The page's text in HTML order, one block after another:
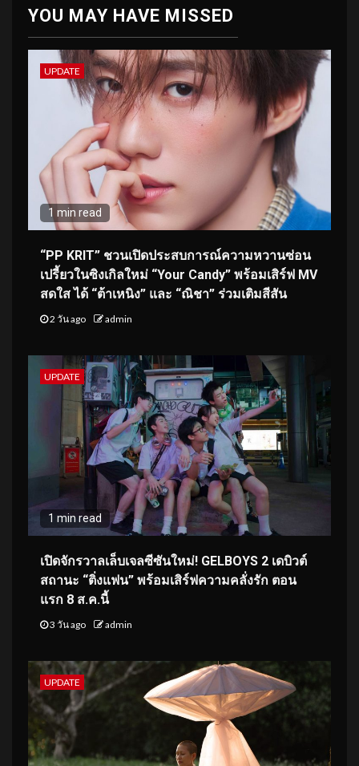
YOU MAY HAVE MISSED
UPDATE
1 min read
“PP KRIT” ชวนเปิดประสบการณ์ความหวานซ่อน
เปรี้ยวในซิงเกิลใหม่ “Your Candy” พร้อมเสิร์ฟ MV
สดใส ได้ “ต้าเหนิง” และ “ณิชา” ร่วมเติมสีสัน
2 วัน ago admin
UPDATE
1 min read
เปิดจักรวาลเล็บเจลซีซันใหม่! GELBOYS 2 เดบิวต์
สถานะ “ติ่งแฟน” พร้อมเสิร์ฟความคลั่งรัก ตอน
แรก 8 ส.ค.นี้
3 วัน ago admin
UPDATE